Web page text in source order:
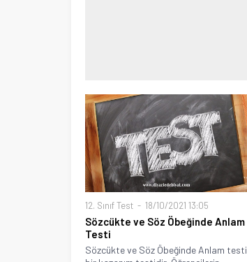
12. Sınıf Test 18/10/2021 13:05
Sözcükte ve Söz Öbeğinde Anlam
Testi
Sözcükte ve Söz Öbeğinde Anlam testi